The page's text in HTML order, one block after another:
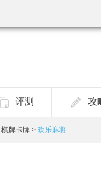
评测 攻
棋牌卡牌 > 欢乐麻将